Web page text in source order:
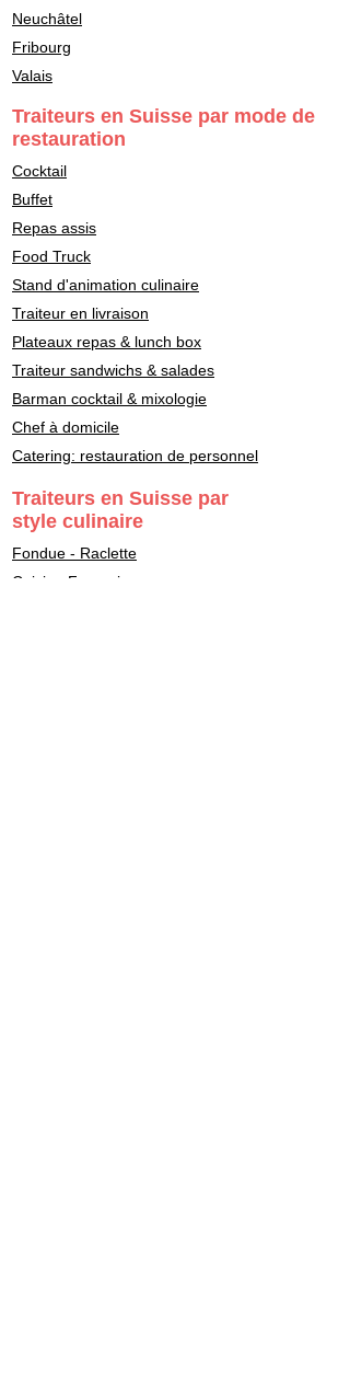
Neuchâtel
Fribourg
Valais
Traiteurs en Suisse par mode de
restauration
Cocktail
Buffet
Repas assis
Food Truck
Stand d'animation culinaire
Traiteur en livraison
Plateaux repas & lunch box
Traiteur sandwichs & salades
Barman cocktail & mixologie
Chef à domicile
Catering: restauration de personnel
Traiteurs en Suisse par
style culinaire
Fondue - Raclette
Cuisine Française